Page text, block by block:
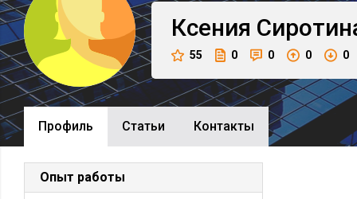
Ксения
55 0 0 0 0
Профиль Cтатьи Контакты
Опыт работы